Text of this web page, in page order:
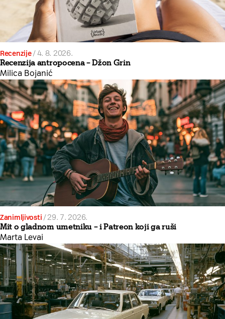
Recenzije/4. 8. 2026.
Recenzija antropocena – Džon Grin
Milica Bojanić
Zanimljivosti /29. 7. 2026.
Mit o gladnom umetniku – i Patreon koji ga ruši
Marta Levai